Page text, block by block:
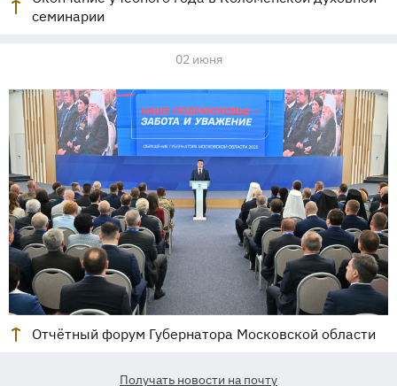
семинарии
02 июня
Отчётный форум Губернатора Московской области
Получать новости на почту